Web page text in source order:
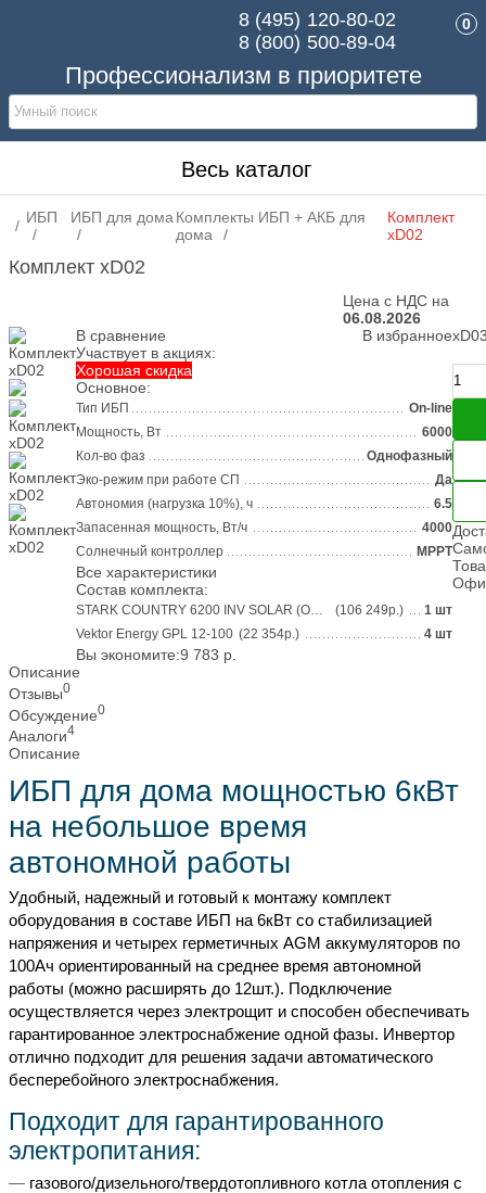
Профессионализм в приоритете
8 (495) 120-80-02
8 (800) 500-89-04
0
Весь каталог
ИБП ИБП для дома Комплекты ИБП + АКБ для
дома
Комплект
xD02
Комплект xD02
Цена с НДС на
06.08.2026
В сравнение
В избранное
Участвует в акциях:
Хорошая скидка
Основное:
Тип ИБП
On-line
Мощность, Вт
6000
Кол-во фаз
Однофазный
Эко-режим при работе СП
Да
Автономия (нагрузка 10%), ч
6.5
Запасенная мощность, Вт/ч
4000
Солнечный контроллер
MPPT
Все характеристики
Состав комплекта:
STARK COUNTRY 6200 INV SOLAR (Online) (106 249р.)
1 шт
Vektor Energy GPL 12-100 (22 354р.) 4 шт
Вы экономите:9 783 р.
Описание
Отзывы0
Обсуждение0
Аналоги4
Описание
ИБП для дома мощностью 6кВт
на небольшое время
автономной работы
Удобный, надежный и готовый к монтажу комплект
оборудования в составе ИБП на 6кВт со стабилизацией
напряжения и четырех герметичных AGM аккумуляторов по
100Ач ориентированный на среднее время автономной
работы (можно расширять до 12шт.). Подключение
осуществляется через электрощит и способен обеспечивать
гарантированное электроснабжение одной фазы. Инвертор
отлично подходит для решения задачи автоматического
бесперебойного электроснабжения.
Подходит для гарантированного
электропитания:
газового/дизельного/твердотопливного котла отопления с